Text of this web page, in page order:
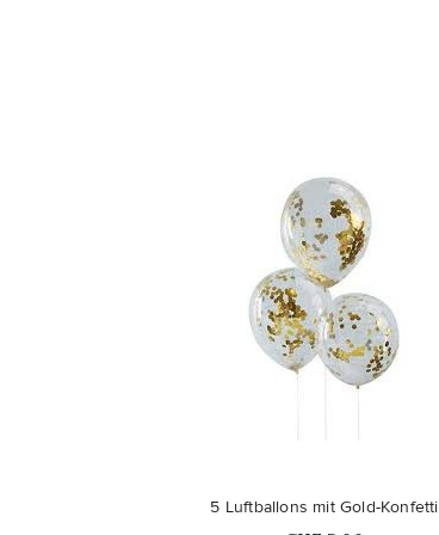
5 Luftballons mit Gold-Konfetti